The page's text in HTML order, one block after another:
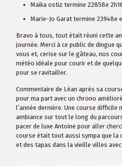
Maika ostiz termine 22858e
Marie-Jo Garat termine 23948e
Bravo à tous, tout était réuni cette
journée. Merci à ce public de dingue
vous et, cerise sur le gâteau, nos
météo idéale pour courir et de
pour se ravitailler.
Commentaire de Léan après sa
pour ma part avec un chrono
l’année dernière. Une course difficile
ambiance sur tout le long du
pacer de luxe Antoine pour aller
course était tout aussi sympa que la
et des tapas dans la vieille villes